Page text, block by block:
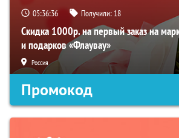
05:36:35 Получили: 18
Скидка 1000р. на первый заказ на
и подарков «Флаувау»
Россия
Промокод